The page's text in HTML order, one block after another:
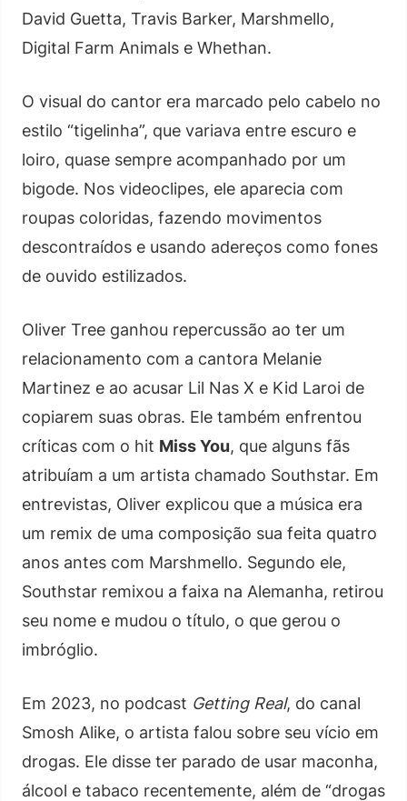
David Guetta, Travis Barker, Marshmello,
Digital Farm Animals e Whethan.
O visual do cantor era marcado pelo cabelo no
estilo “tigelinha”, que variava entre escuro e
loiro, quase sempre acompanhado por um
bigode. Nos videoclipes, ele aparecia com
roupas coloridas, fazendo movimentos
descontraídos e usando adereços como fones
de ouvido estilizados.
Oliver Tree ganhou repercussão ao ter um
relacionamento com a cantora Melanie
Martinez e ao acusar Lil Nas X e Kid Laroi de
copiarem suas obras. Ele também enfrentou
críticas com o hit Miss You, que alguns fãs
atribuíam a um artista chamado Southstar. Em
entrevistas, Oliver explicou que a música era
um remix de uma composição sua feita quatro
anos antes com Marshmello. Segundo ele,
Southstar remixou a faixa na Alemanha, retirou
seu nome e mudou o título, o que gerou o
imbróglio.
Em 2023, no podcast Getting Real, do canal
Smosh Alike, o artista falou sobre seu vício em
drogas. Ele disse ter parado de usar maconha,
álcool e tabaco recentemente, além de “drogas